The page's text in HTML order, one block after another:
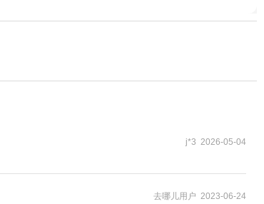
j*3 2026-05-04
去哪儿用户 2023-06-24